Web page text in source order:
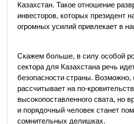
Казахстан. Такое отношение
инвесторов, которых президент
огромных усилий привлекает в
Скажем больше, в силу особой
сектора для Казахстана речь
безопасности страны. Возможно,
рассчитывает на по-
высокопоставленного свата, но
и порядочный человек станет
сомнительных делишках.